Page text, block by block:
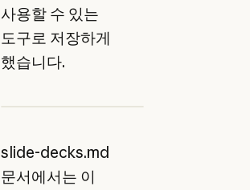
사용할 수 있는
도구로 저장하게
했습니다.
slide-decks.md
문서에서는 이